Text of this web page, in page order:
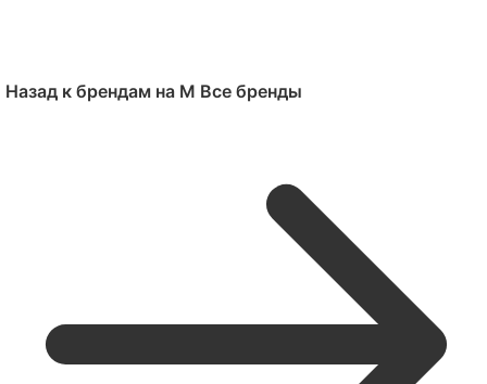
Назад к брендам на M Все бренды